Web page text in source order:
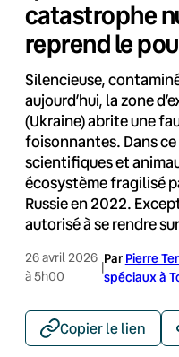
catastrophe
reprend le
Silencieuse,
aujourd’hui, la zone
(Ukraine) abrite une
foisonnantes. Dans
scientifiques et
écosystème fragilisé
Russie en 2022.
autorisé à se rendre
26 avril 2026
à 5h00
|
Par Pierre
spéciaux à
Copier le lien